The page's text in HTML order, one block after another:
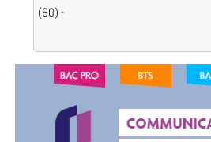
(60) -